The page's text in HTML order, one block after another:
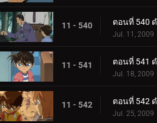
11 - 540
Jul. 11, 2009
11 - 541
Jul. 18, 2009
11 - 542
Jul. 25, 2009